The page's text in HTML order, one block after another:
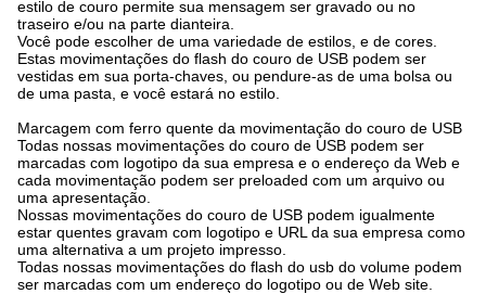
estilo de couro permite sua mensagem ser gravado ou no
traseiro e/ou na parte dianteira.
Você pode escolher de uma variedade de estilos, e de cores.
Estas movimentações do flash do couro de USB podem ser
vestidas em sua porta-chaves, ou pendure-as de uma bolsa ou
de uma pasta, e você estará no estilo.
Marcagem com ferro quente da movimentação do couro de USB
Todas nossas movimentações do couro de USB podem ser
marcadas com logotipo da sua empresa e o endereço da Web e
cada movimentação podem ser preloaded com um arquivo ou
uma apresentação.
Nossas movimentações do couro de USB podem igualmente
estar quentes gravam com logotipo e URL da sua empresa como
uma alternativa a um projeto impresso.
Todas nossas movimentações do flash do usb do volume podem
ser marcadas com um endereço do logotipo ou de Web site.